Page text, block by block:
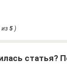
из 5 )
статья?